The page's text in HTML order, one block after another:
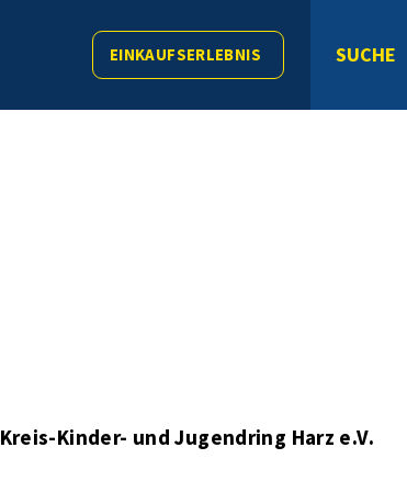
EINKAUFSERLEBNIS SUCHE
Kreis-Kinder- und Jugendring Harz e.V.